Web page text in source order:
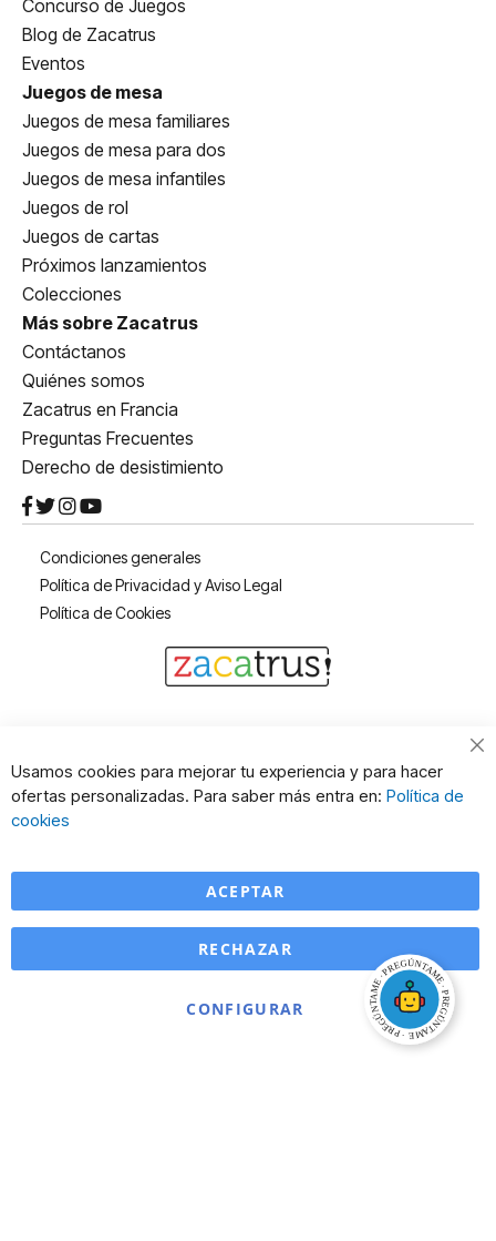
Concurso de Juegos
Blog de Zacatrus
Eventos
Juegos de mesa
Juegos de mesa familiares
Juegos de mesa para dos
Juegos de mesa infantiles
Juegos de rol
Juegos de cartas
Próximos lanzamientos
Colecciones
Más sobre Zacatrus
Contáctanos
Quiénes somos
Zacatrus en Francia
Preguntas Frecuentes
Derecho de desistimiento
Condiciones generales
Política de Privacidad y Aviso Legal
Política de Cookies
Usamos cookies para mejorar tu experiencia y para hacer
ofertas personalizadas. Para saber más entra en: Política de
cookies
ACEPTAR
CONFIGURAR
RECHAZAR